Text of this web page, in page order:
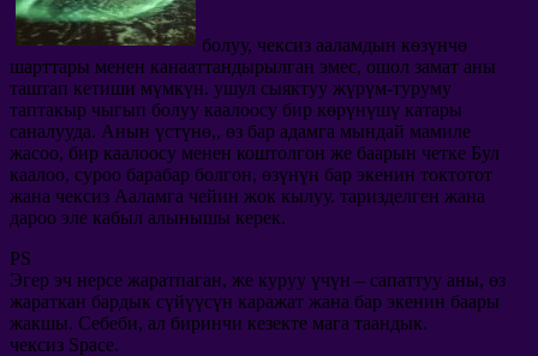
болуу, чексиз ааламдын көзүнчө
шарттары менен канааттандырылган эмес, ошол замат аны
таштап кетиши мүмкүн. ушул сыяктуу жүрүм-туруму
таптакыр чыгып болуу каалоосу бир көрүнүшү катары
саналууда. Анын үстүнө,, өз бар адамга мындай мамиле
жасоо, бир каалоосу менен коштолгон же баарын четке Бул
каалоо, суроо барабар болгон, өзүнүн бар экенин токтотот
жана чексиз Ааламга чейин жок кылуу. таризделген жана
дароо эле кабыл алынышы керек.
PS
Эгер эч нерсе жаратпаган, же куруу үчүн – сапаттуу аны, өз
жараткан бардык сүйүүсүн каражат жана бар экенин баары
жакшы. Себеби, ал биринчи кезекте мага таандык.
чексиз Space.